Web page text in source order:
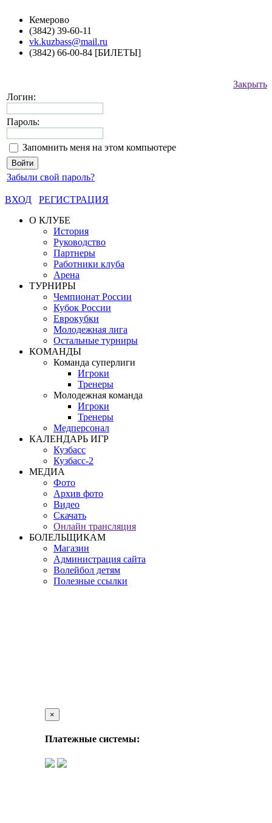
Кемерово
(3842) 39-60-11
vk.kuzbass@mail.ru
(3842) 66-00-84 [БИЛЕТЫ]
Закрыть
Логин:
Пароль:
Запомнить меня на этом компьютере
Забыли свой пароль?
ВХОД
РЕГИСТРАЦИЯ
О КЛУБЕ
История
Руководство
Партнеры
Работники клуба
Арена
ТУРНИРЫ
Чемпионат России
Кубок России
Еврокубки
Молодежная лига
Остальные турниры
КОМАНДЫ
Команда суперлиги
Игроки
Тренеры
Молодежная команда
Игроки
Тренеры
Медперсонал
КАЛЕНДАРЬ ИГР
Кузбасс
Кузбасс-2
МЕДИА
Фото
Архив фото
Видео
Скачать
Онлайн трансляция
БОЛЕЛЬЩИКАМ
Магазин
Администрация сайта
Волейбол детям
Полезные ссылки
×
Платежные системы: